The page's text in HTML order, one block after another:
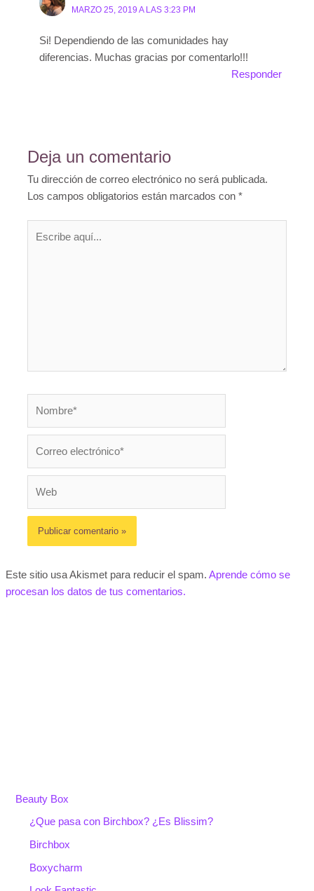
MARZO 25, 2019 A LAS 3:23 PM
Si! Dependiendo de las comunidades hay
diferencias. Muchas gracias por comentarlo!!!
Responder
Deja un comentario
Tu dirección de correo electrónico no será publicada.
Los campos obligatorios están marcados con*
Este sitio usa Akismet para reducir el spam. Aprende cómo se
procesan los datos de tus comentarios.
Beauty Box
¿Que pasa con Birchbox? ¿Es Blissim?
Birchbox
Boxycharm